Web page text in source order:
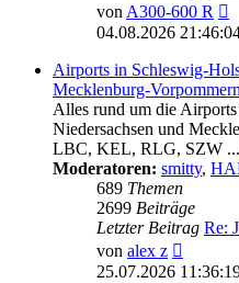
vonA300-600 R
04.08.2026
Airports in Schleswig-
Mecklenburg-
Alles rund um die
Niedersachsen und
LBC, KEL, RLG, SZW
Moderatoren: smitty,
689 Themen
2699 Beiträge
Letzter Beitrag Re:
von alex z
Beitrag
25.07.2026